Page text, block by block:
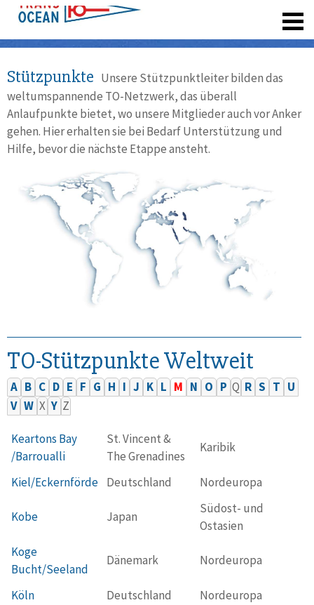
Stützpunkte Unsere Stützpunktleiter bilden das
weltumspannende TO-Netzwerk, das überall
Anlaufpunkte bietet, wo unsere Mitglieder auch vor Anker
gehen. Hier erhalten sie bei Bedarf Unterstützung und
Hilfe, bevor die nächste Etappe ansteht.
TO-Stützpunkte Weltweit
A B C D E F G H I J K L M N O P Q R S T U
V W X Y Z
Keartons Bay
/Barroualli
St. Vincent &
The Grenadines
Karibik
Kiel/Eckernförde Deutschland Nordeuropa
Kobe Japan
Südost- und
Ostasien
Koge
Bucht/Seeland
Dänemark Nordeuropa
Köln Deutschland Nordeuropa